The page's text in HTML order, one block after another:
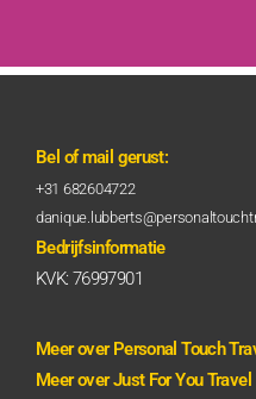
Bel of mail gerust:
+31 682604722
Bedrijfsinformatie
KVK: 76997901
Meer over Personal Touch
Meer over Just For You Travel